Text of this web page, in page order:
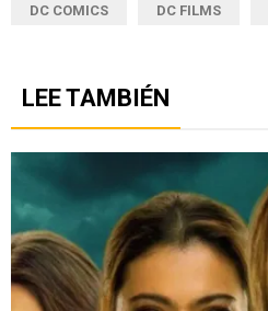
DC COMICS DC FILMS
LEE TAMBIÉN